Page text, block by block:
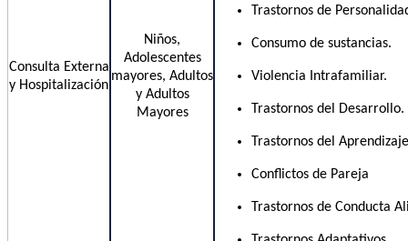
Consulta Externa
y Hospitalización
Niños,
Adolescentes
mayores, Adultos
y Adultos
Mayores
Trastornos de
Consumo de sustancias.
Violencia Intrafamiliar.
Trastornos del Desarrollo.
Trastornos del
Conflictos de Pareja
Trastornos de Conducta